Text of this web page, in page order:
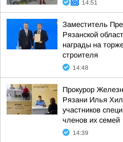
14:51
Заместитель
Рязанской
награды на
строителя
14:48
Прокурор
Рязани Илья
участников
членов их семей
14:39